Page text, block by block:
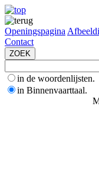
Openingspagina
Contact
in de woordenlijsten.
in Binnenvaarttaal.